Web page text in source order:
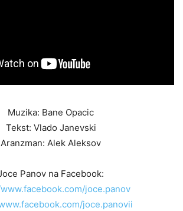
Muzika: Bane Opacic
Tekst: Vlado Janevski
Aranzman: Alek Aleksov
Panov na Facebook:
joce.panov
joce.panovii